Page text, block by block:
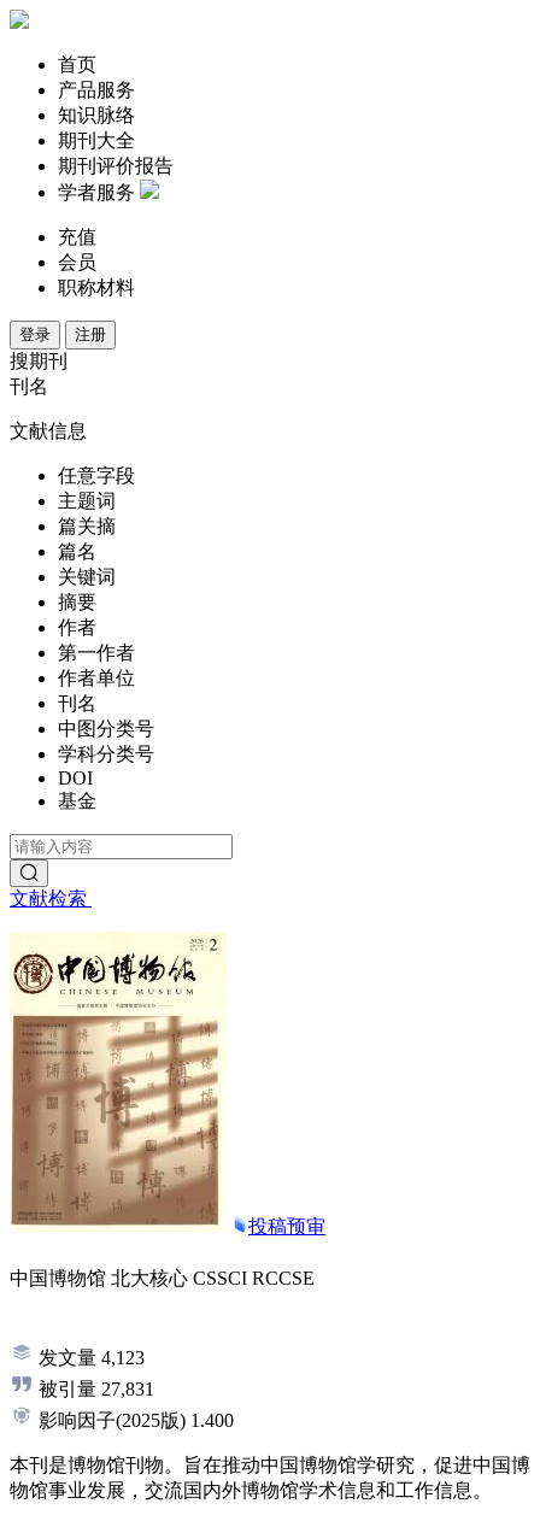
首页
产品服务
知识脉络
期刊大全
期刊评价报告
学者服务
充值
会员
职称材料
登录 注册
搜期刊
刊名
文献信息
任意字段
主题词
篇关摘
篇名
关键词
摘要
作者
第一作者
作者单位
刊名
中图分类号
学科分类号
DOI
基金
文献检索
投稿预审
中国博物馆 北大核心 CSSCI RCCSE
发文量 4,123
被引量 27,831
影响因子(2025版) 1.400
本刊是博物馆刊物。旨在推动中国博物馆学研究，促进中国博
物馆事业发展，交流国内外博物馆学术信息和工作信息。